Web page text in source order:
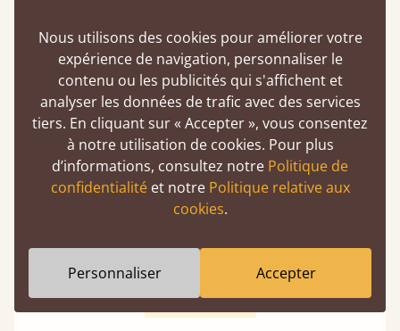
De l'atelier à votre chambre
Un produit de qualité premium peut tout à fait
auprès des fabricants. Sans intermédiaires,
vous réalisez des économies.
En savoir plus
Nous utilisons des cookies pour améliorer votre
expérience de navigation, personnaliser le
contenu ou les publicités qui s'affichent et
analyser les données de trafic avec des services
tiers. En cliquant sur « Accepter », vous consentez
à notre utilisation de cookies. Pour plus
d’informations, consultez notre Politique de
confidentialitéet notre Politique relative aux
cookies.
Personnaliser Accepter